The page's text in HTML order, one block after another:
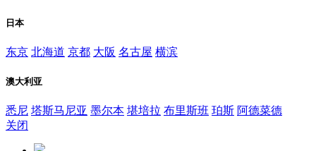
日本
东京 北海道 京都 大阪 名古屋 横滨
澳大利亚
悉尼 塔斯马尼亚 墨尔本 堪培拉 布里斯班 珀斯 阿德菜德
关闭